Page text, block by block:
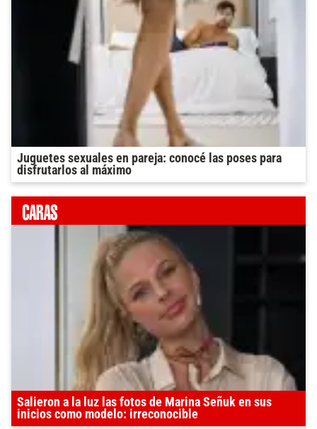
Juguetes sexuales en pareja: conocé las poses para
disfrutarlos al máximo
Salieron a la luz las fotos de Marina Señuk en sus
inicios como modelo: irreconocible